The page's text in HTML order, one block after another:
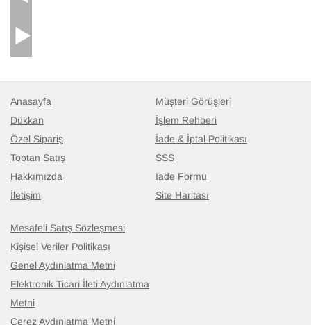
Anasayfa
Dükkan
Özel Sipariş
Toptan Satış
Hakkımızda
İletişim
Müşteri Görüşleri
İşlem Rehberi
İade & İptal Politikası
SSS
İade Formu
Site Haritası
Mesafeli Satış Sözleşmesi
Kişisel Veriler Politikası
Genel Aydınlatma Metni
Elektronik Ticari İleti Aydınlatma
Metni
Çerez Aydınlatma Metni